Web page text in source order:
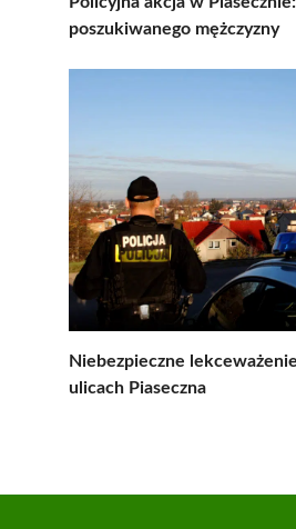
poszukiwanego mężczyzny
Niebezpieczne
ulicach Piaseczna